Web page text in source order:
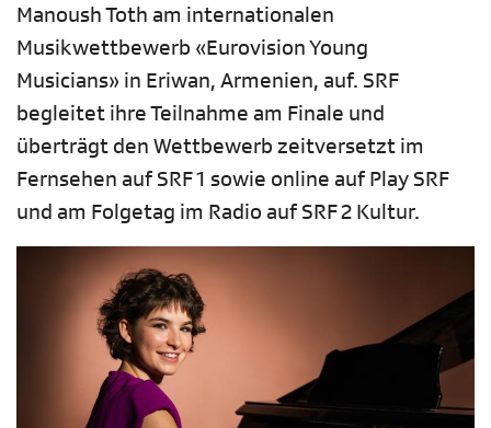
Manoush Toth am internationalen
Musikwettbewerb «Eurovision Young
Musicians» in Eriwan, Armenien, auf. SRF
begleitet ihre Teilnahme am Finale und
überträgt den Wettbewerb zeitversetzt im
Fernsehen auf SRF 1 sowie online auf Play SRF
und am Folgetag im Radio auf SRF 2 Kultur.